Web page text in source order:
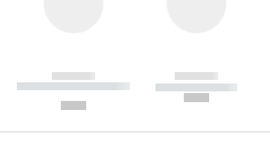
------------
----------- ----------- --------
------------
----------- -----------